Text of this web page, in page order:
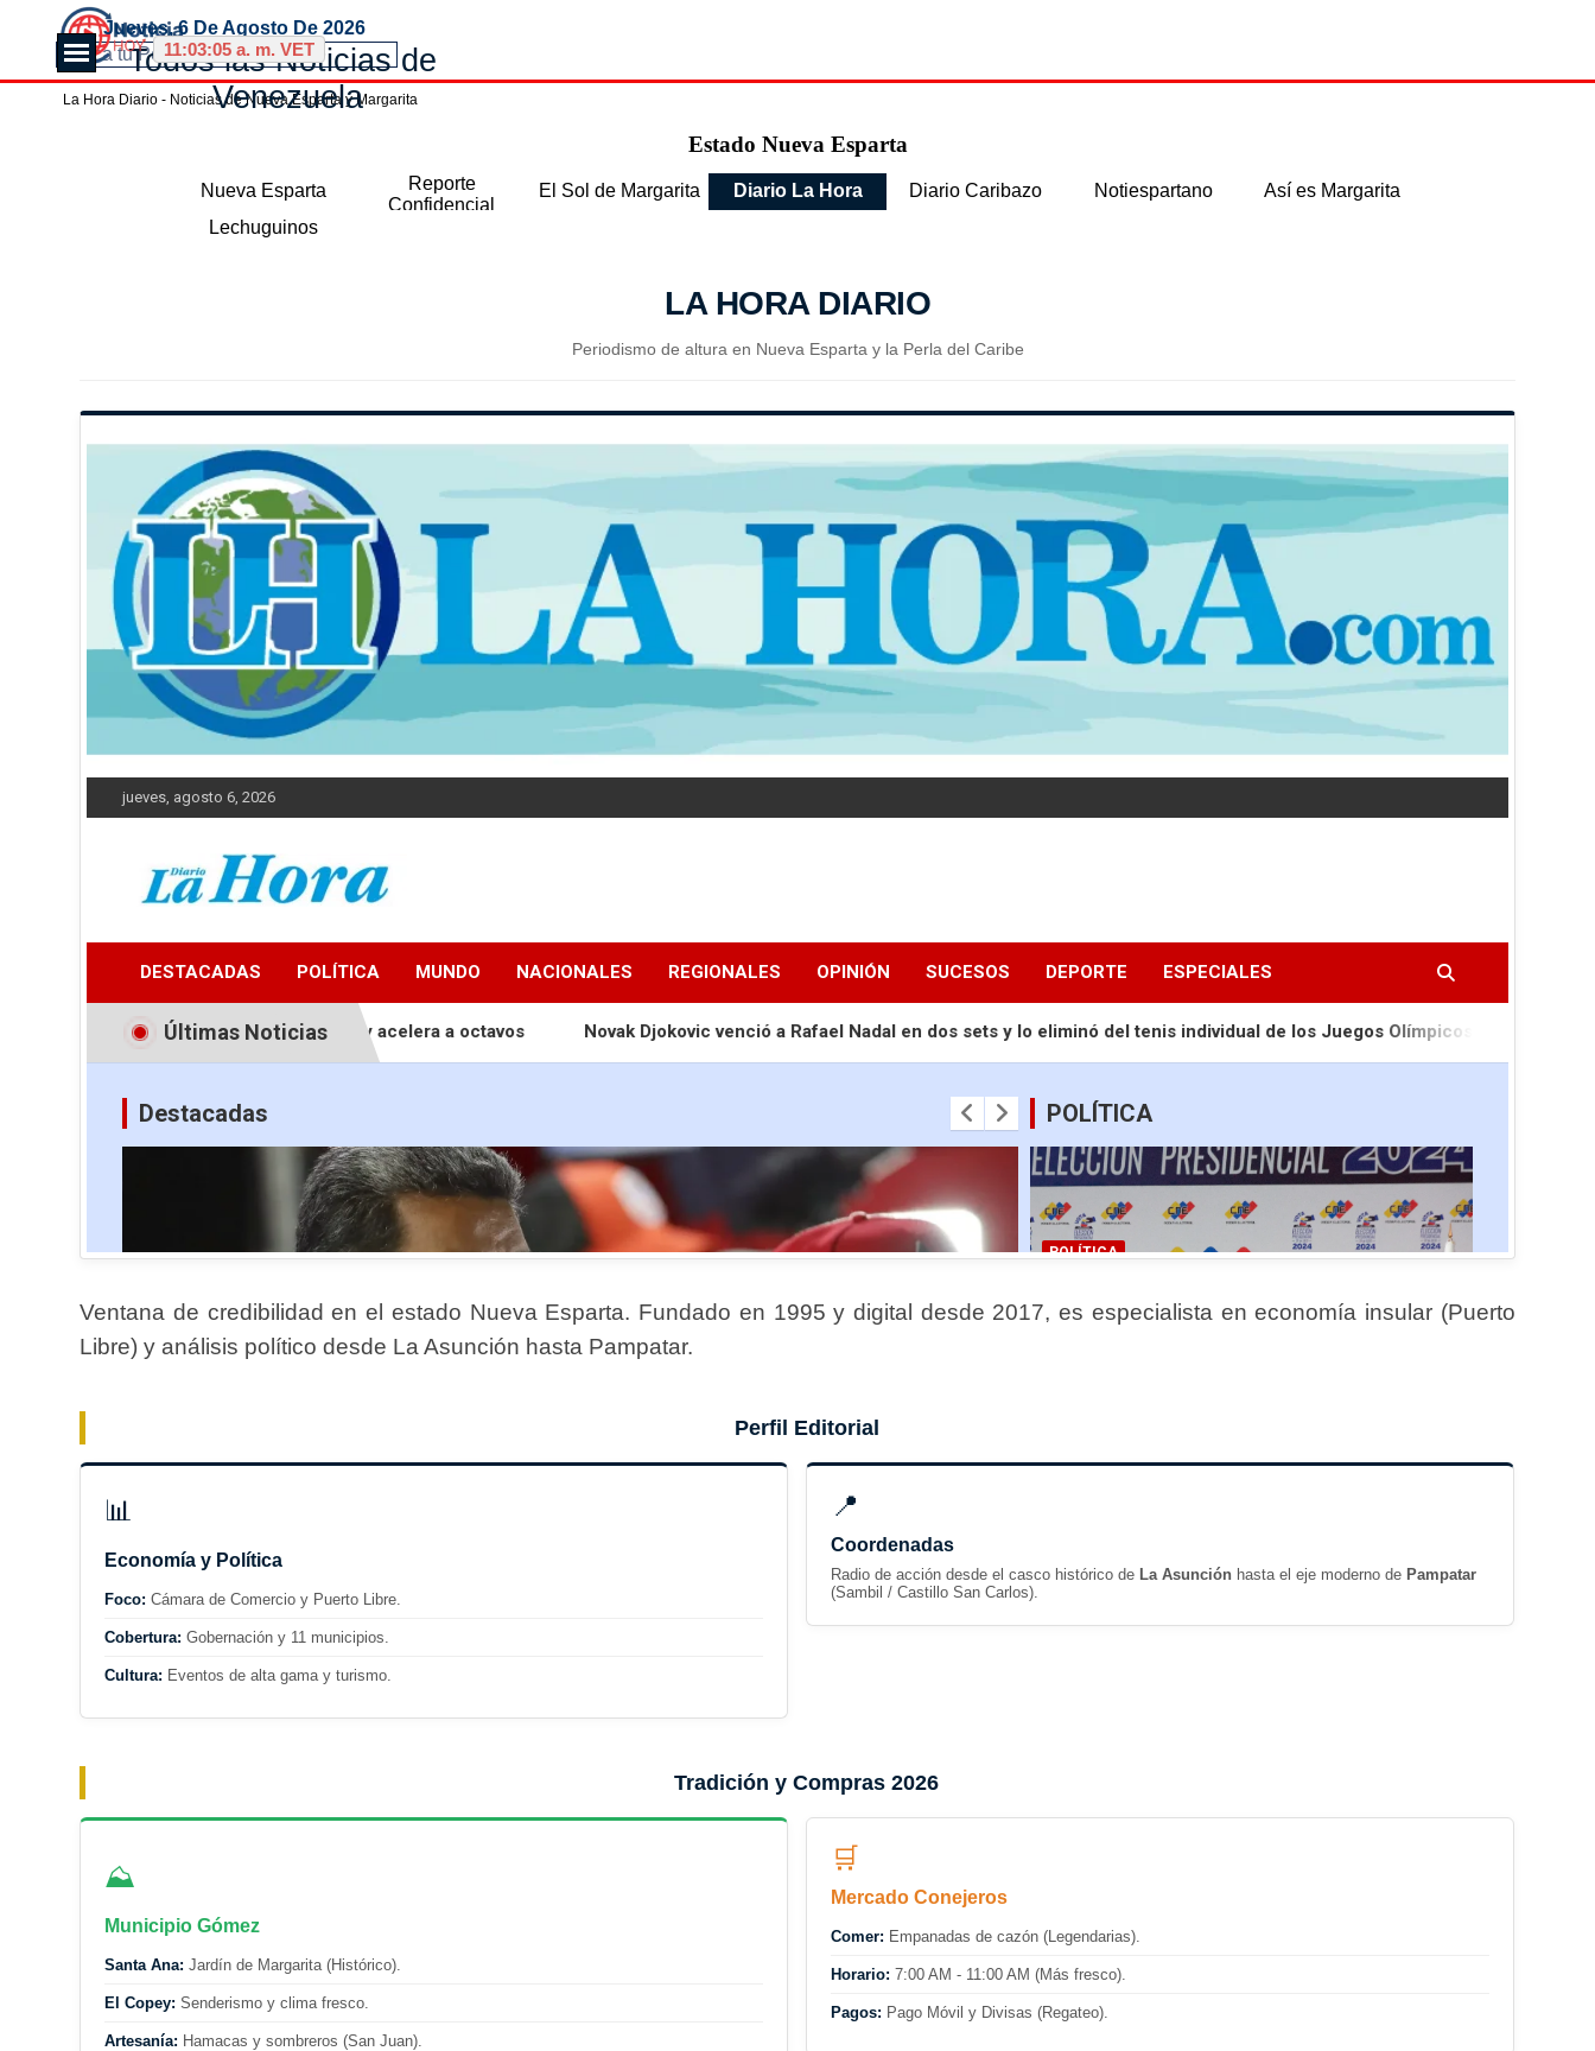
Vaya al Contenido
Todos las Noticias de
Venezuela
Jueves, 6 De Agosto De 2026
11:03:06 a. m. VET
Saltar menú
La Hora Diario - Noticias de Nueva Esparta y Margarita
Estado Nueva Esparta
Nueva Esparta
Reporte
Confidencial
El Sol de Margarita Diario La Hora Diario Caribazo Notiespartano
Así es Margarita
Lechuguinos
LA HORA DIARIO
Periodismo de altura en Nueva Esparta y la Perla del Caribe
Ventana de credibilidad en el estado Nueva Esparta. Fundado en 1995 y digital desde 2017, es especialista en economía insular (Puerto
Libre) y análisis político desde La Asunción hasta Pampatar.
Perfil Editorial
📊
Economía y Política
Foco: Cámara de Comercio y Puerto Libre.
Cobertura: Gobernación y 11 municipios.
Cultura: Eventos de alta gama y turismo.
📍
Coordenadas
Radio de acción desde el casco histórico de La Asunción hasta el eje moderno de Pampatar
(Sambil / Castillo San Carlos).
Tradición y Compras 2026
⛰️
Municipio Gómez
Santa Ana: Jardín de Margarita (Histórico).
El Copey: Senderismo y clima fresco.
Artesanía: Hamacas y sombreros (San Juan).
🛒
Mercado Conejeros
Comer: Empanadas de cazón (Legendarias).
Horario: 7:00 AM - 11:00 AM (Más fresco).
Pagos: Pago Móvil y Divisas (Regateo).